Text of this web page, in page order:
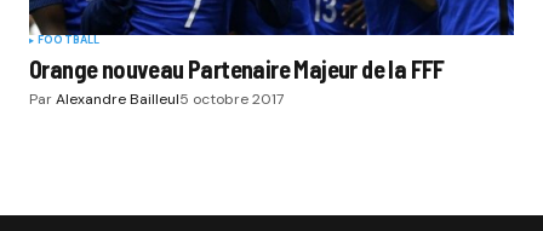
FOOTBALL
Orange nouveau Partenaire Majeur de la FFF
ParAlexandre Bailleul5 octobre 2017